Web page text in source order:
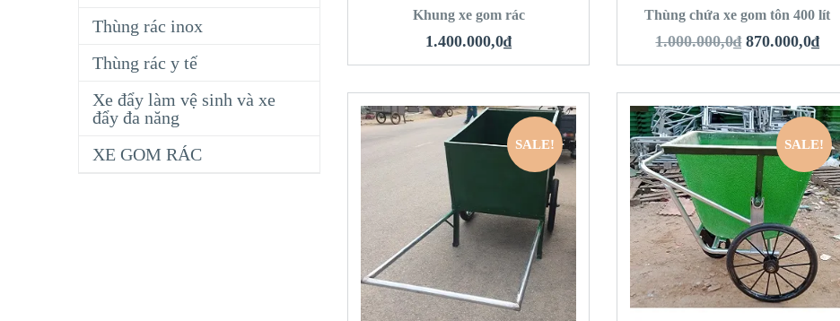
Khung xe gom rác
1.400.000,0₫
Thùng chứa xe gom tôn 400 lít
1.000.000,0₫ 870.000,0₫
SALE!
QUICK LOOK
VIEW DETAILS
THÊM VÀO GIỎ HÀNG
SALE!
QUICK LOOK
VIEW DETAILS
THÊM VÀO GIỎ HÀNG
Thùng rác inox
Thùng rác y tế
Xe đẩy làm vệ sinh và xe
đẩy đa năng
XE GOM RÁC